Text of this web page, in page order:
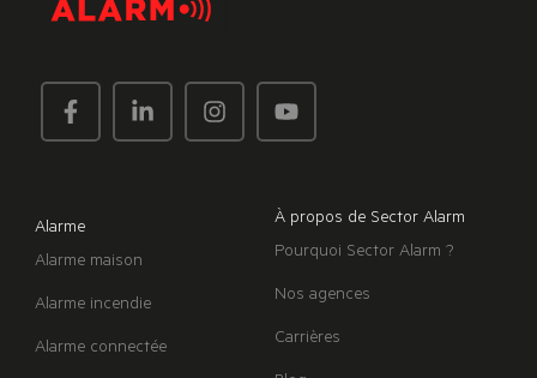
Alarme
Alarme maison
Alarme incendie
Alarme connectée
À propos de Sector Alarm
Pourquoi Sector Alarm ?
Nos agences
Carrières